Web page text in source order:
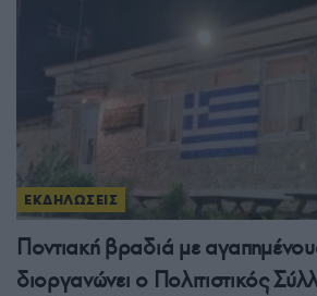
ΕΚΔΗΛΩΣΕΙΣ
Ποντιακή βραδιά με
διοργανώνει ο Πολιτιστικός